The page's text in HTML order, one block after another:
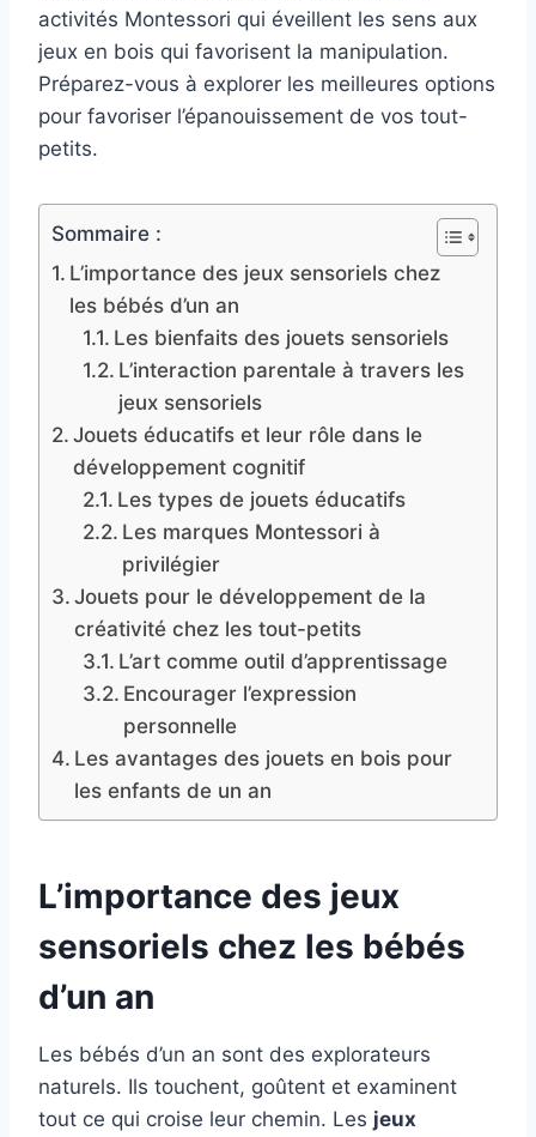
activités Montessori qui éveillent les sens aux
jeux en bois qui favorisent la manipulation.
Préparez-vous à explorer les meilleures options
pour favoriser l’épanouissement de vos tout-
petits.
Sommaire :
L’importance des jeux sensoriels chez
les bébés d’un an
Les bienfaits des jouets sensoriels
L’interaction parentale à travers les
jeux sensoriels
Jouets éducatifs et leur rôle dans le
développement cognitif
Les types de jouets éducatifs
Les marques Montessori à
privilégier
Jouets pour le développement de la
créativité chez les tout-petits
L’art comme outil d’apprentissage
Encourager l’expression
personnelle
Les avantages des jouets en bois pour
les enfants de un an
L’importance des jeux
sensoriels chez les bébés
d’un an
Les bébés d’un an sont des explorateurs
naturels. Ils touchent, goûtent et examinent
tout ce qui croise leur chemin. Les jeux